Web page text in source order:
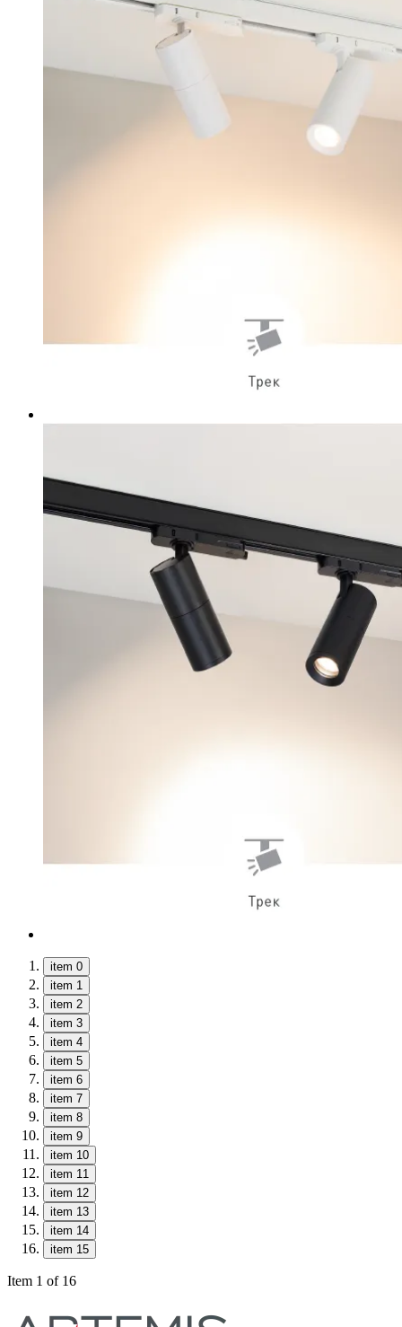
item 0
item 1
item 2
item 3
item 4
item 5
item 6
item 7
item 8
item 9
item 10
item 11
item 12
item 13
item 14
item 15
Item 1 of 16